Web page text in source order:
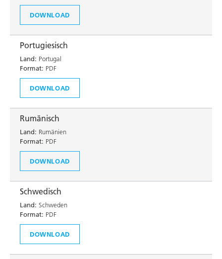
DOWNLOAD
Portugiesisch
Land: Portugal
Format: PDF
DOWNLOAD
Rumänisch
Land: Rumänien
Format: PDF
DOWNLOAD
Schwedisch
Land: Schweden
Format: PDF
DOWNLOAD